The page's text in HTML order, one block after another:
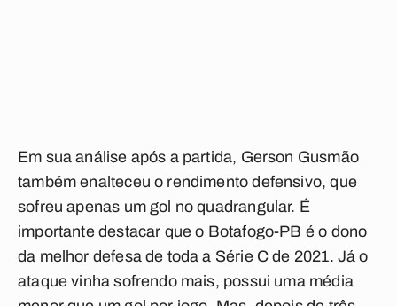
Em sua análise após a partida, Gerson Gusmão
também enalteceu o rendimento defensivo, que
sofreu apenas um gol no quadrangular. É
importante destacar que o Botafogo-PB é o dono
da melhor defesa de toda a Série C de 2021. Já o
ataque vinha sofrendo mais, possui uma média